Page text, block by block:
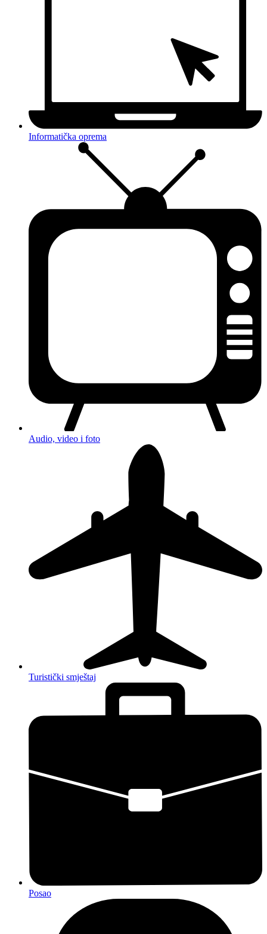
Informatička oprema
Audio, video i foto
Turistički smještaj
Posao